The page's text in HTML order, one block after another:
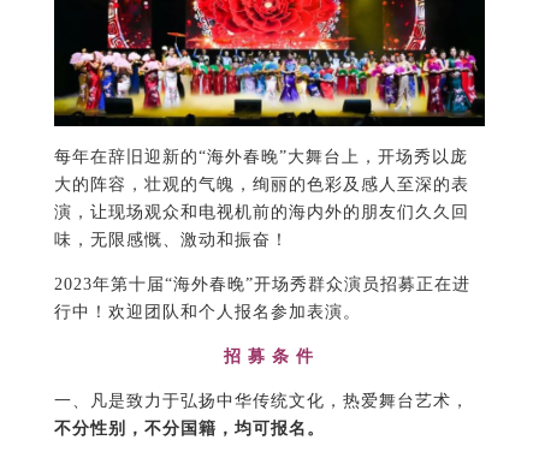
每年在辞旧迎新的“海外春晚”大舞台上，开场秀以庞
大的阵容，壮观的气魄，绚丽的色彩及感人至深的表
演，让现场观众和电视机前的海内外的朋友们久久回
味，无限感慨、激动和振奋！
2023年第十届“海外春晚”开场秀群众演员招募正在进
行中！欢迎团队和个人报名参加表演。
招 募 条 件
一、凡是致力于弘扬中华传统文化，热爱舞台艺术，
不分性别，不分国籍，均可报名。